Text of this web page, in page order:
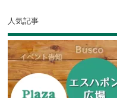
人気記事